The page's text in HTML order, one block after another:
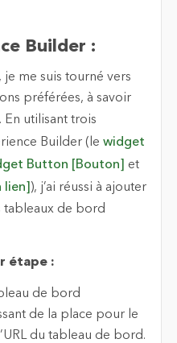
Builder :
me suis tourné vers
préférées, à savoir
En utilisant trois
Builder (le widget
Button [Bouton]
et
), j’ai réussi à ajouter
tableaux de bord
étape :
de bord
de la place pour le
du tableau de bord.